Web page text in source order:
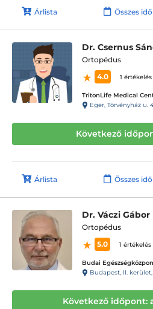
Árlista Összes
Dr. Csernus
Ortopédus
4.0
1 értékelés
TritonLife Medical
Eger, Törvényház u.
Következő
Árlista Összes
Dr. Váczi Gábor
Ortopédus
5.0
1 értékelés
Budapest, II.
Következő időpont: